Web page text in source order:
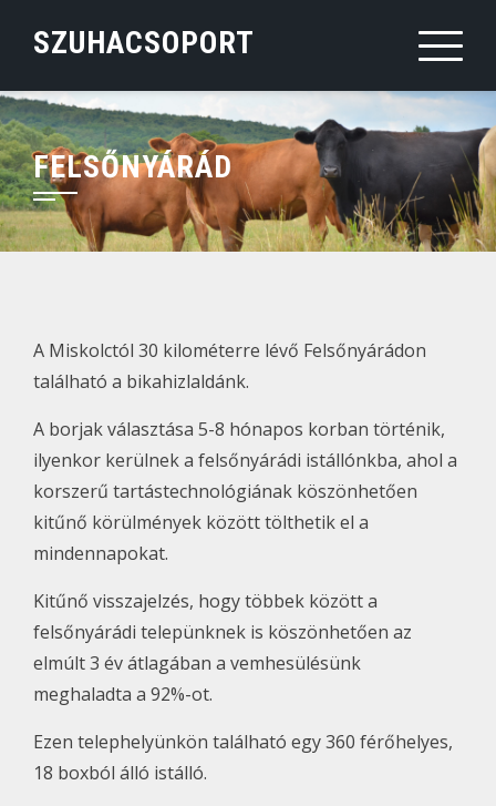
SZUHACSOPORT
FELSŐNYÁRÁD
A Miskolctól 30 kilométerre lévő Felsőnyárádon
található a bikahizlaldánk.
A borjak választása 5-8 hónapos korban történik,
ilyenkor kerülnek a felsőnyárádi istállónkba, ahol a
korszerű tartástechnológiának köszönhetően
kitűnő körülmények között tölthetik el a
mindennapokat.
Kitűnő visszajelzés, hogy többek között a
felsőnyárádi telepünknek is köszönhetően az
elmúlt 3 év átlagában a vemhesülésünk
meghaladta a 92%-ot.
Ezen telephelyünkön található egy 360 férőhelyes,
18 boxból álló istálló.